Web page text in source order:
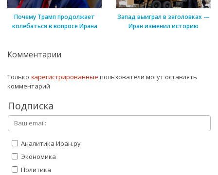
Почему Трамп продолжает
колебаться в вопросе Ирана
Запад выиграл в заголовках —
Иран изменил историю
Комментарии
Только зарегистрированные пользователи могут оставлять
комментарий
Подписка
Аналитика Иран.ру
Экономика
Политика